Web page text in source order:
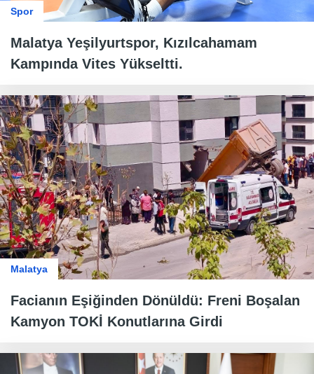
Spor
Malatya Yeşilyurtspor, Kızılcahamam
Kampında Vites Yükseltti.
Malatya
Facianın Eşiğinden Dönüldü: Freni Boşalan
Kamyon TOKİ Konutlarına Girdi